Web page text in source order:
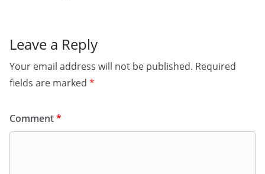
Leave a Reply
Your email address will not be published. Required
fields are marked *
Comment*